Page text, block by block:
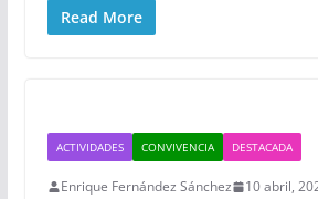
Read More
ACTIVIDADES CONVIVENCIA DESTACADA
Enrique Fernández Sánchez 10 abril,